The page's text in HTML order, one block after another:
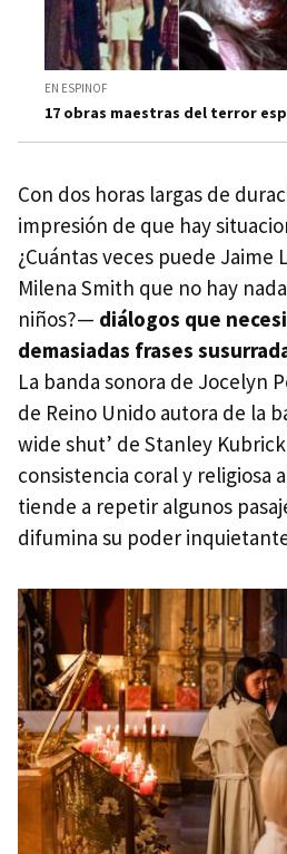
EN ESPINOF
17 obras maestras del terror
Con dos horas largas de
impresión de que hay
¿Cuántas veces puede
Milena Smith que no hay
niños?— diálogos que
demasiadas frases
La banda sonora de Jocelyn
de Reino Unido autora de la
wide shut’ de Stanley
consistencia coral y religiosa
tiende a repetir algunos
difumina su poder